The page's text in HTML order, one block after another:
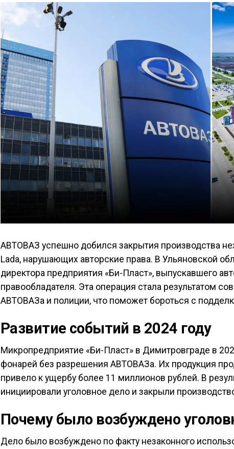
АВТОВАЗ успешно добился закрытия производства
Lada, нарушающих авторские права. В Ульяновской
директора предприятия «Би-Пласт», выпускавшего
правообладателя. Эта операция стала результатом
АВТОВАЗа и полиции, что поможет бороться с
Развитие событий в 2024 году
Микропредприятие «Би-Пласт» в Димитровграде в
фонарей без разрешения АВТОВАЗа. Их продукция
привело к ущербу более 11 миллионов рублей. В
инициировали уголовное дело и закрыли
Почему было возбуждено
Дело было возбуждено по факту незаконного